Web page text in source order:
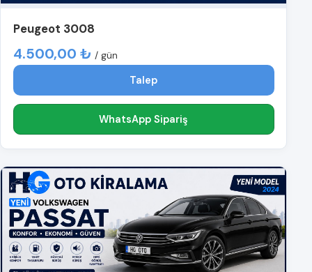
Peugeot 3008
4.500,00 ₺ / gün
Talep
WhatsApp Sipariş